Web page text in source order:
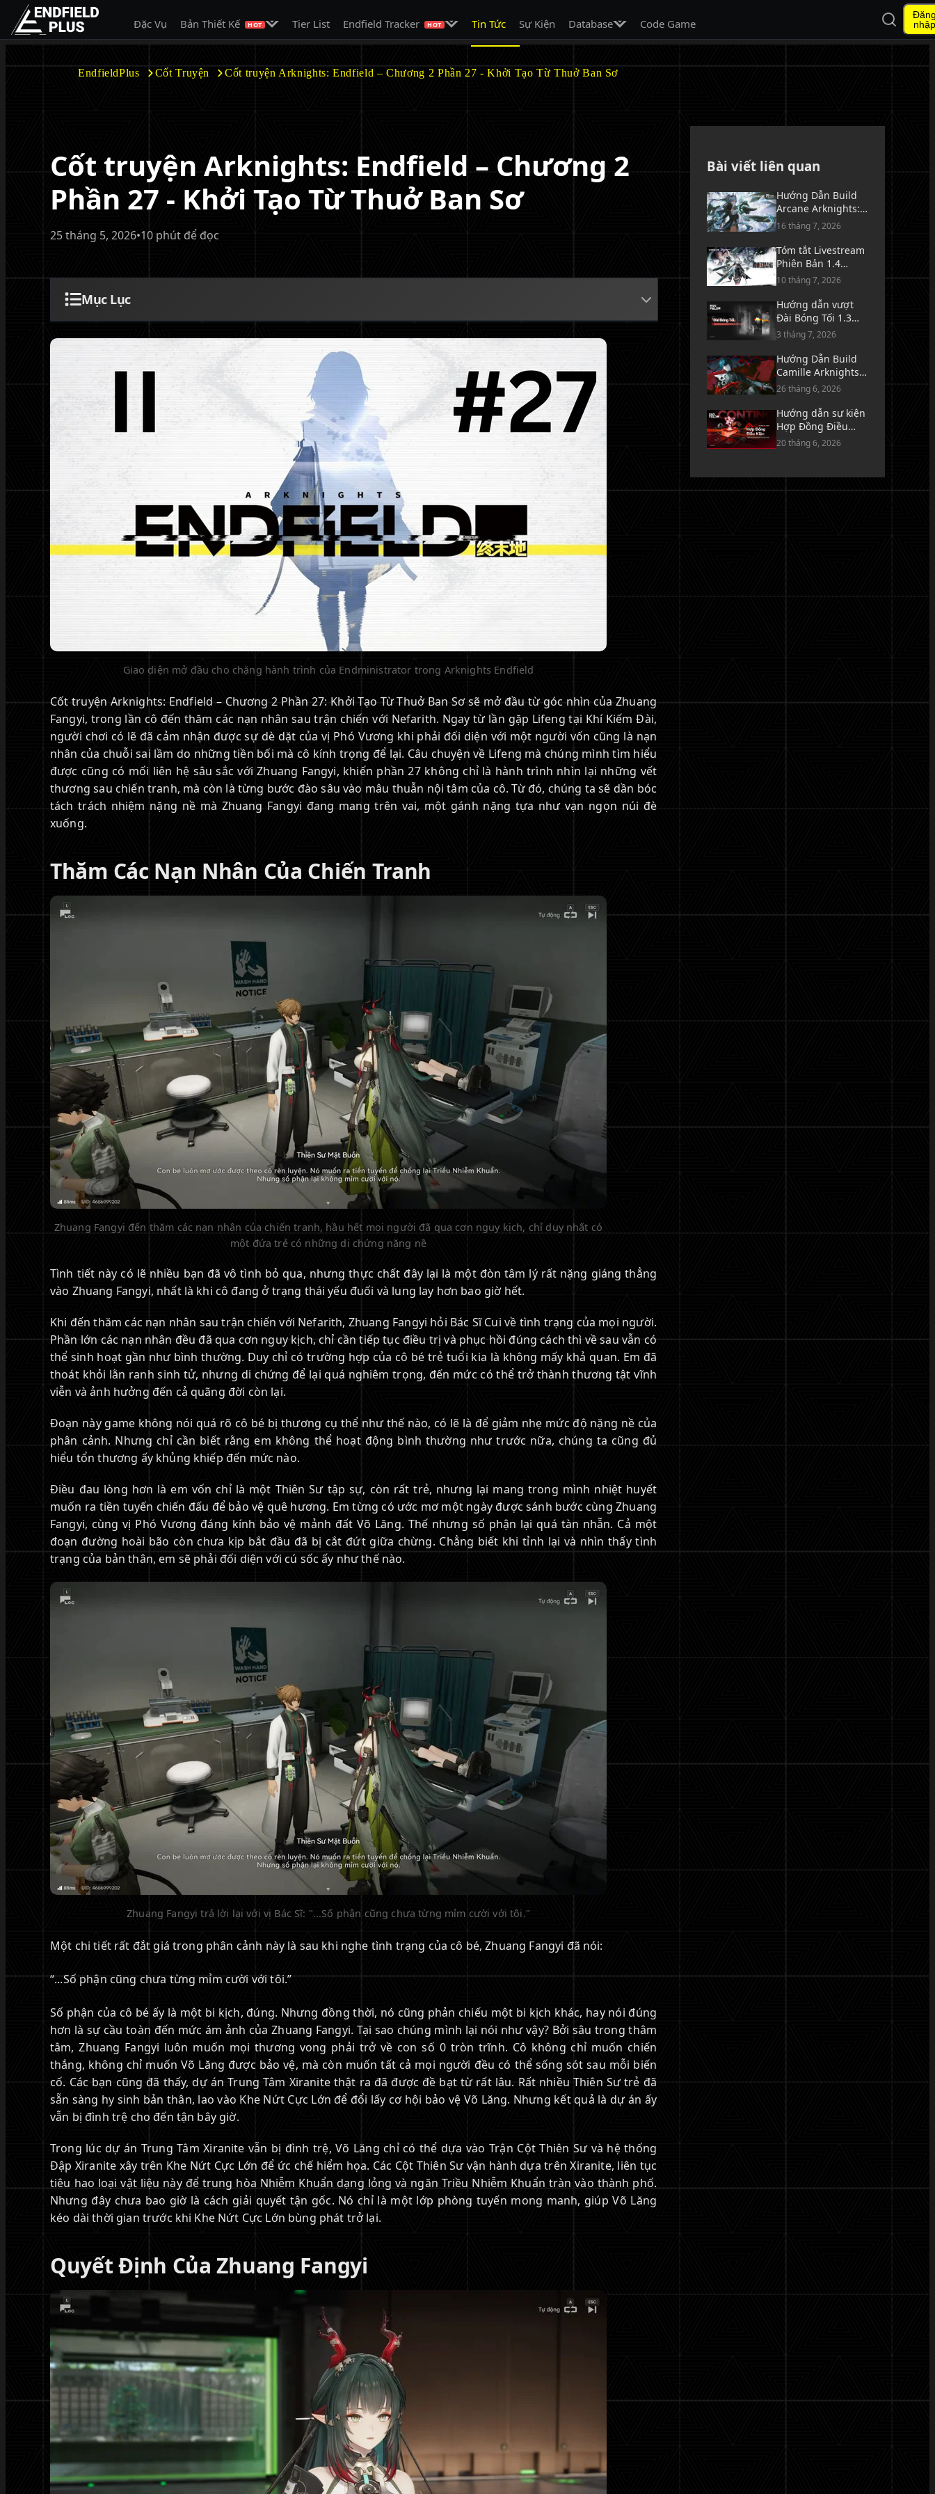
EndfieldPlus Đặc Vụ Bản Thiết Kế HOT Mở menu con
Tier List Endfield Tracker HOT Mở menu con
Tin Tức Sự Kiện DatabaseMở menu conCode Game
Mở tìm
nhập
EndfieldPlus Cốt Truyện Cốt truyện Arknights: Endfield – Chương 2 Phần 27 - Khởi Tạo Từ Thuở Ban Sơ
Cốt truyện Arknights: Endfield – Chương 2
Phần 27 - Khởi Tạo Từ Thuở Ban Sơ
25 tháng 5, 2026•10 phút để đọc
Mục Lục
Giao diện mở đầu cho chặng hành trình của Endministrator trong Arknights Endfield
Cốt truyện Arknights: Endfield – Chương 2 Phần 27: Khởi Tạo Từ Thuở Ban Sơ sẽ mở đầu từ góc nhìn của Zhuang
Fangyi, trong lần cô đến thăm các nạn nhân sau trận chiến với Nefarith. Ngay từ lần gặp Lifeng tại Khí Kiếm Đài,
người chơi có lẽ đã cảm nhận được sự dè dặt của vị Phó Vương khi phải đối diện với một người vốn cũng là nạn
nhân của chuỗi sai lầm do những tiền bối mà cô kính trọng để lại. Câu chuyện về Lifeng mà chúng mình tìm hiểu
được cũng có mối liên hệ sâu sắc với Zhuang Fangyi, khiến phần 27 không chỉ là hành trình nhìn lại những vết
thương sau chiến tranh, mà còn là từng bước đào sâu vào mâu thuẫn nội tâm của cô. Từ đó, chúng ta sẽ dần bóc
tách trách nhiệm nặng nề mà Zhuang Fangyi đang mang trên vai, một gánh nặng tựa như vạn ngọn núi đè
xuống.
Thăm Các Nạn Nhân Của Chiến Tranh
Zhuang Fangyi đến thăm các nạn nhân của chiến tranh, hầu hết mọi người đã qua cơn nguy kịch, chỉ duy nhất có
một đứa trẻ có những di chứng nặng nề
Tình tiết này có lẽ nhiều bạn đã vô tình bỏ qua, nhưng thực chất đây lại là một đòn tâm lý rất nặng giáng thẳng
vào Zhuang Fangyi, nhất là khi cô đang ở trạng thái yếu đuối và lung lay hơn bao giờ hết.
Khi đến thăm các nạn nhân sau trận chiến với Nefarith, Zhuang Fangyi hỏi Bác Sĩ Cui về tình trạng của mọi người.
Phần lớn các nạn nhân đều đã qua cơn nguy kịch, chỉ cần tiếp tục điều trị và phục hồi đúng cách thì về sau vẫn có
thể sinh hoạt gần như bình thường. Duy chỉ có trường hợp của cô bé trẻ tuổi kia là không mấy khả quan. Em đã
thoát khỏi lằn ranh sinh tử, nhưng di chứng để lại quá nghiêm trọng, đến mức có thể trở thành thương tật vĩnh
viễn và ảnh hưởng đến cả quãng đời còn lại.
Đoạn này game không nói quá rõ cô bé bị thương cụ thể như thế nào, có lẽ là để giảm nhẹ mức độ nặng nề của
phân cảnh. Nhưng chỉ cần biết rằng em không thể hoạt động bình thường như trước nữa, chúng ta cũng đủ
hiểu tổn thương ấy khủng khiếp đến mức nào.
Điều đau lòng hơn là em vốn chỉ là một Thiên Sư tập sự, còn rất trẻ, nhưng lại mang trong mình nhiệt huyết
muốn ra tiền tuyến chiến đấu để bảo vệ quê hương. Em từng có ước mơ một ngày được sánh bước cùng Zhuang
Fangyi, cùng vị Phó Vương đáng kính bảo vệ mảnh đất Võ Lăng. Thế nhưng số phận lại quá tàn nhẫn. Cả một
đoạn đường hoài bão còn chưa kịp bắt đầu đã bị cắt đứt giữa chừng. Chẳng biết khi tỉnh lại và nhìn thấy tình
trạng của bản thân, em sẽ phải đối diện với cú sốc ấy như thế nào.
Zhuang Fangyi trả lời lại với vị Bác Sĩ: "...Số phận cũng chưa từng mỉm cười với tôi."
Một chi tiết rất đắt giá trong phân cảnh này là sau khi nghe tình trạng của cô bé, Zhuang Fangyi đã nói:
“...Số phận cũng chưa từng mỉm cười với tôi.”
Số phận của cô bé ấy là một bi kịch, đúng. Nhưng đồng thời, nó cũng phản chiếu một bi kịch khác, hay nói đúng
hơn là sự cầu toàn đến mức ám ảnh của Zhuang Fangyi. Tại sao chúng mình lại nói như vậy? Bởi sâu trong thâm
tâm, Zhuang Fangyi luôn muốn mọi thương vong phải trở về con số 0 tròn trĩnh. Cô không chỉ muốn chiến
thắng, không chỉ muốn Võ Lăng được bảo vệ, mà còn muốn tất cả mọi người đều có thể sống sót sau mỗi biến
cố. Các bạn cũng đã thấy, dự án Trung Tâm Xiranite thật ra đã được đề bạt từ rất lâu. Rất nhiều Thiên Sư trẻ đã
sẵn sàng hy sinh bản thân, lao vào Khe Nứt Cực Lớn để đổi lấy cơ hội bảo vệ Võ Lăng. Nhưng kết quả là dự án ấy
vẫn bị đình trệ cho đến tận bây giờ.
Trong lúc dự án Trung Tâm Xiranite vẫn bị đình trệ, Võ Lăng chỉ có thể dựa vào Trận Cột Thiên Sư và hệ thống
Đập Xiranite xây trên Khe Nứt Cực Lớn để ức chế hiểm họa. Các Cột Thiên Sư vận hành dựa trên Xiranite, liên tục
tiêu hao loại vật liệu này để trung hòa Nhiễm Khuẩn dạng lỏng và ngăn Triều Nhiễm Khuẩn tràn vào thành phố.
Nhưng đây chưa bao giờ là cách giải quyết tận gốc. Nó chỉ là một lớp phòng tuyến mong manh, giúp Võ Lăng
kéo dài thời gian trước khi Khe Nứt Cực Lớn bùng phát trở lại.
Quyết Định Của Zhuang Fangyi
Bài viết liên quan
Hướng Dẫn Build
Arcane Arknights:
Endfield - Vũ Khí,
Trang Bị & Đội Hình
16 tháng 7, 2026
Tóm tắt Livestream
Phiên Bản 1.4
Arknights: Endfield
[ Về Nhà ]
10 tháng 7, 2026
Hướng dẫn vượt
Đài Bóng Tối 1.3
Arknights: Endfield
- Sóng Ngầm Nơi
Biển Lặng Tăm Tối
3 tháng 7, 2026
Hướng Dẫn Build
Camille Arknights:
Endfield - Vũ Khí,
Trang Bị & Đội Hình
26 tháng 6, 2026
Hướng dẫn sự kiện
Hợp Đồng Điều
Kiện trong
20 tháng 6, 2026